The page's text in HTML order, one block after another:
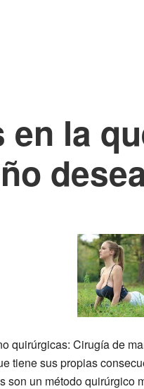
en la
quirúrgicas: Cirugía de
tiene sus propias
son un método quirúrgico